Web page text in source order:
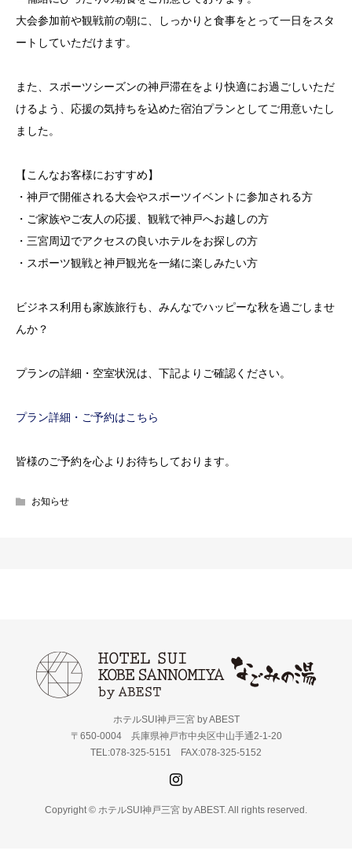
大会参加前や観戦前の朝に、しっかりと食事をとって一日をスタ
ートしていただけます。
また、スポーツシーズンの神戸滞在をより快適にお過ごしいただ
けるよう、応援の気持ちを込めた宿泊プランとしてご用意いたし
ました。
【こんなお客様におすすめ】
・神戸で開催される大会やスポーツイベントに参加される方
・ご家族やご友人の応援、観戦で神戸へお越しの方
・三宮周辺でアクセスの良いホテルをお探しの方
・スポーツ観戦と神戸観光を一緒に楽しみたい方
ビジネス利用も家族旅行も、みんなでハッピーな秋を過ごしませ
んか？
プランの詳細・空室状況は、下記よりご確認ください。
プラン詳細・ご予約はこちら
皆様のご予約を心よりお待ちしております。
お知らせ
ホテルSUI神戸三宮 by ABEST
〒650-0004 兵庫県神戸市中央区中山手通2-1-20
TEL:078-325-5151 FAX:078-325-5152
Copyright © ホテルSUI神戸三宮 by ABEST. All rights reserved.